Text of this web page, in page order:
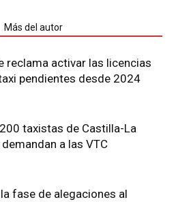
Más del autor
reclama activar las licencias
pendientes desde 2024
taxistas de Castilla-La
a las VTC
fase de alegaciones al